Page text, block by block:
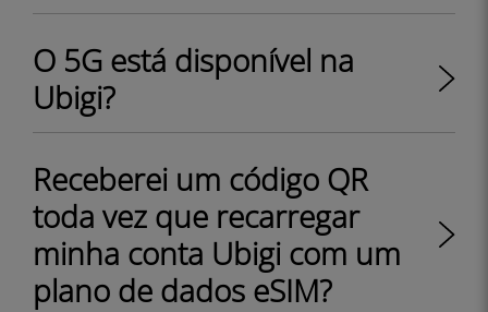
O 5G está disponível na
Ubigi?
Receberei um código QR
toda vez que recarregar
minha conta Ubigi com um
plano de dados eSIM?